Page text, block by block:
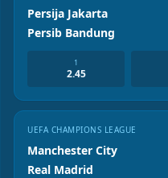
Persija Jakarta
Persib Bandung
1
2.45
UEFA CHAMPIONS LEAGUE
Manchester City
Real Madrid